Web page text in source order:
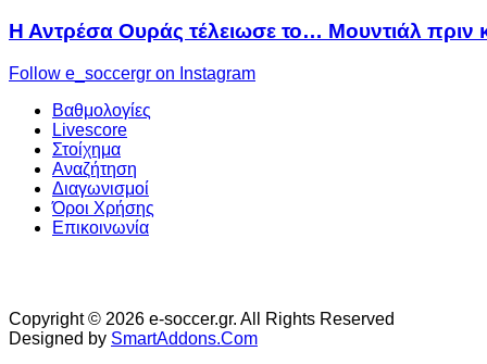
Η Αντρέσα Ουράς τέλειωσε το… Μουντιάλ πριν
Follow e_soccergr on Instagram
Βαθμολογίες
Livescore
Στοίχημα
Αναζήτηση
Διαγωνισμοί
Όροι Χρήσης
Επικοινωνία
Copyright © 2026 e-soccer.gr. All Rights Reserved
Designed by SmartAddons.Com